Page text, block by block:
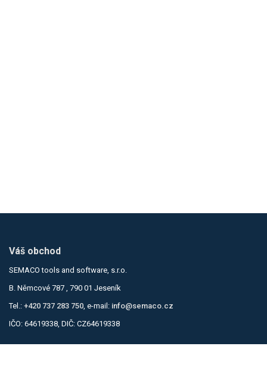
Váš obchod
SEMACO tools and software, s.r.o.
B. Němcové 787 , 790 01 Jeseník
Tel.: +420 737 283 750, e-mail: info@semaco.cz
IČO: 64619338, DIČ: CZ64619338